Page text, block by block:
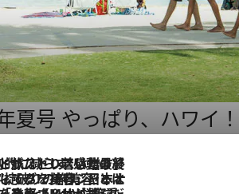
夏号 やっぱり、ハワイ
してる!? 美容ジャーナリストが提案する“掟破りの旅美容”とは